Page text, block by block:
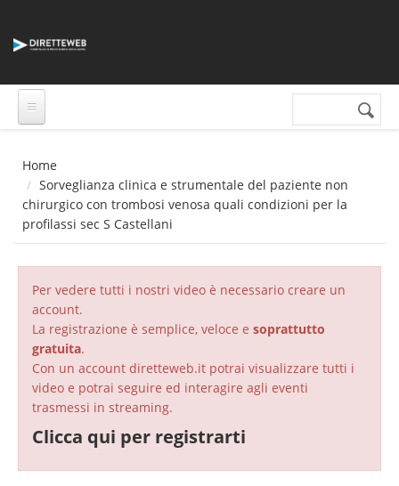
Form di
Cerca nel sito
Home
Sorveglianza clinica e strumentale del paziente non
chirurgico con trombosi venosa quali condizioni per la
profilassi sec S Castellani
Per vedere tutti i nostri video è necessario creare un
account.
La registrazione è semplice, veloce e soprattutto
gratuita.
Con un account diretteweb.it potrai visualizzare tutti i
video e potrai seguire ed interagire agli eventi
trasmessi in streaming.
Clicca qui per registrarti